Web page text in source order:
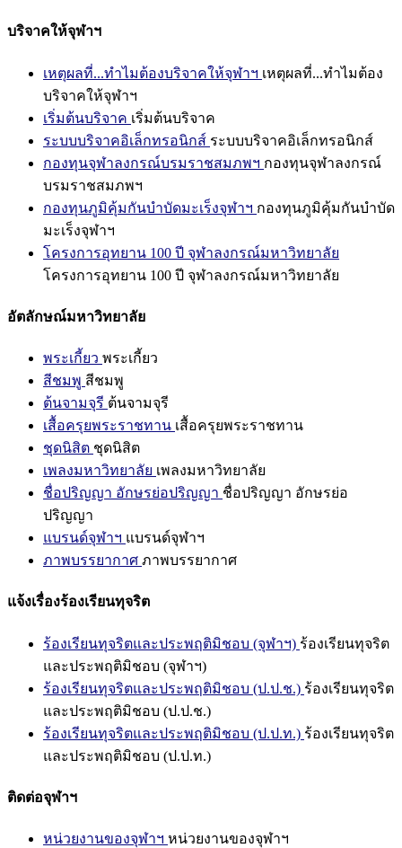
บริจาคให้จุฬาฯ
เหตุผลที่...ทำไมต้องบริจาคให้จุฬาฯ เหตุผลที่...ทำไมต้อง
บริจาคให้จุฬาฯ
เริ่มต้นบริจาค เริ่มต้นบริจาค
ระบบบริจาคอิเล็กทรอนิกส์ ระบบบริจาคอิเล็กทรอนิกส์
กองทุนจุฬาลงกรณ์บรมราชสมภพฯ กองทุนจุฬาลงกรณ์
บรมราชสมภพฯ
กองทุนภูมิคุ้มกันบำบัดมะเร็งจุฬาฯ กองทุนภูมิคุ้มกันบำบัด
มะเร็งจุฬาฯ
โครงการอุทยาน 100 ปี จุฬาลงกรณ์มหาวิทยาลัย
โครงการอุทยาน 100 ปี จุฬาลงกรณ์มหาวิทยาลัย
อัตลักษณ์มหาวิทยาลัย
พระเกี้ยว พระเกี้ยว
สีชมพู สีชมพู
ต้นจามจุรี ต้นจามจุรี
เสื้อครุยพระราชทาน เสื้อครุยพระราชทาน
ชุดนิสิต ชุดนิสิต
เพลงมหาวิทยาลัย เพลงมหาวิทยาลัย
ชื่อปริญญา อักษรย่อปริญญา ชื่อปริญญา อักษรย่อ
ปริญญา
แบรนด์จุฬาฯ แบรนด์จุฬาฯ
ภาพบรรยากาศ ภาพบรรยากาศ
แจ้งเรื่องร้องเรียนทุจริต
ร้องเรียนทุจริตและประพฤติมิชอบ (จุฬาฯ) ร้องเรียนทุจริต
และประพฤติมิชอบ (จุฬาฯ)
ร้องเรียนทุจริตและประพฤติมิชอบ (ป.ป.ช.) ร้องเรียนทุจริต
และประพฤติมิชอบ (ป.ป.ช.)
ร้องเรียนทุจริตและประพฤติมิชอบ (ป.ป.ท.) ร้องเรียนทุจริต
และประพฤติมิชอบ (ป.ป.ท.)
ติดต่อจุฬาฯ
หน่วยงานของจุฬาฯ หน่วยงานของจุฬาฯ